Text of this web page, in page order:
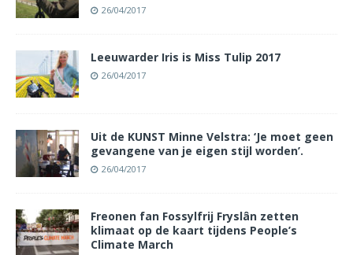
26/04/2017
Leeuwarder Iris is Miss Tulip 2017
26/04/2017
Uit de KUNST Minne Velstra: ‘Je moet geen
gevangene van je eigen stijl worden’.
26/04/2017
Freonen fan Fossylfrij Fryslân zetten
klimaat op de kaart tijdens People’s
Climate March